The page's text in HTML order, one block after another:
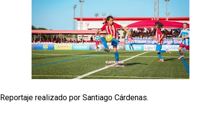
Los posibles herederos del número 16 tras la
marcha de Juanlu
Alberto Flores, muy cerca de convertirse en nuevo
jugador del Granada CF
Flores
Reportaje realizado por Santiago Cárdenas.